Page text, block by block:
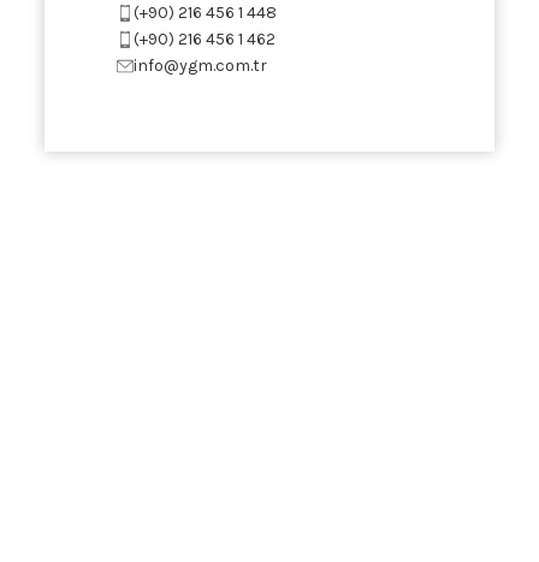
(+90) 216 456 1 448
(+90) 216 456 1 462
info@ygm.com.tr